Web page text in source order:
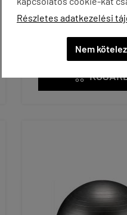
Részletes adatkezelési
Nem
LABDA - EZÜST -
7 590 Ft
